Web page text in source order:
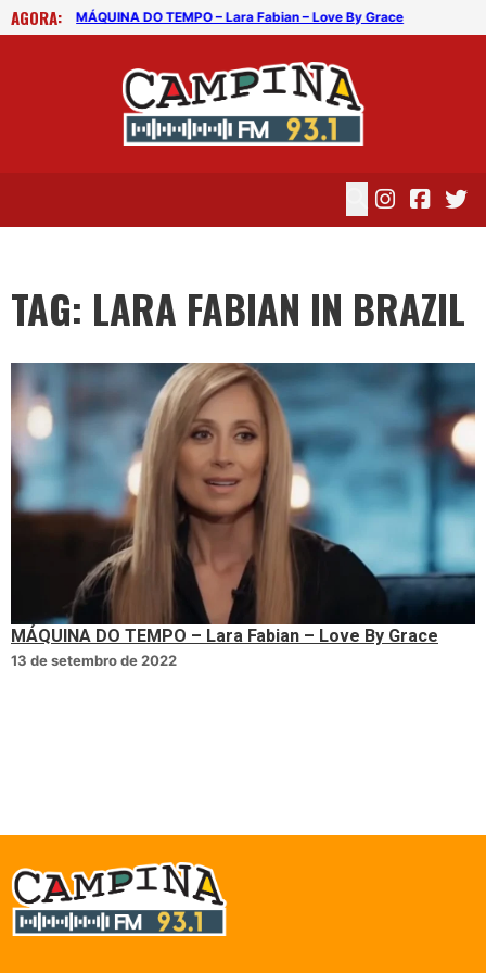
AGORA: MÁQUINA DO TEMPO – Lara Fabian – Love By Grace
TAG: LARA FABIAN IN BRAZIL
MÁQUINA DO TEMPO – Lara Fabian – Love By Grace
13 de setembro de 2022